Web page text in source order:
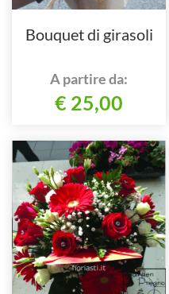
Bouquet di girasoli
A partire da:
€ 25,00